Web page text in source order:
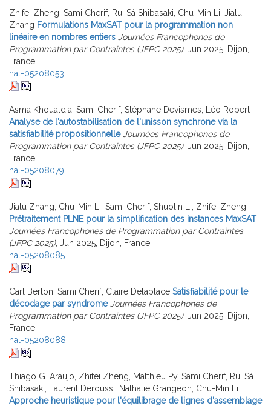
Zhifei Zheng, Sami Cherif, Rui Sá Shibasaki, Chu-Min Li, Jialu
Zhang Formulations MaxSAT pour la programmation non
linéaire en nombres entiers Journées Francophones de
Programmation par Contraintes (JFPC 2025), Jun 2025, Dijon,
France
hal-05208053
Asma Khoualdia, Sami Cherif, Stéphane Devismes, Léo Robert
Analyse de l'autostabilisation de l'unisson synchrone via la
satisfiabilité propositionnelle Journées Francophones de
Programmation par Contraintes (JFPC 2025), Jun 2025, Dijon,
France
hal-05208079
Jialu Zhang, Chu-Min Li, Sami Cherif, Shuolin Li, Zhifei Zheng
Prétraitement PLNE pour la simplification des instances MaxSAT
Journées Francophones de Programmation par Contraintes
(JFPC 2025), Jun 2025, Dijon, France
hal-05208085
Carl Berton, Sami Cherif, Claire Delaplace Satisfiabilité pour le
décodage par syndrome Journées Francophones de
Programmation par Contraintes (JFPC 2025), Jun 2025, Dijon,
France
hal-05208088
Thiago G. Araujo, Zhifei Zheng, Matthieu Py, Sami Cherif, Rui Sá
Shibasaki, Laurent Deroussi, Nathalie Grangeon, Chu-Min Li
Approche heuristique pour l'équilibrage de lignes d'assemblage